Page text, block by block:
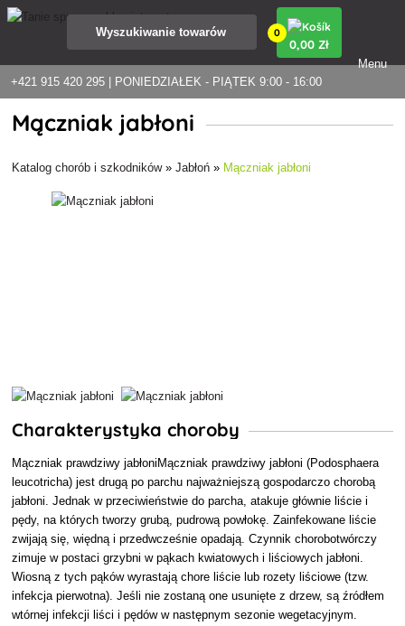
+421 915 420 295 | PONIEDZIAŁEK - PIĄTEK 9:00 - 16:00
0
0,00 Zł
Menu
Mączniak jabłoni
Katalog chorób i szkodników»Jabłoń » Mączniak jabłoni
Charakterystyka choroby
Mączniak prawdziwy jabłoniMączniak prawdziwy jabłoni (Podosphaera
leucotricha) jest drugą po parchu najważniejszą gospodarczo chorobą
jabłoni. Jednak w przeciwieństwie do parcha, atakuje głównie liście i
pędy, na których tworzy grubą, pudrową powłokę. Zainfekowane liście
zwijają się, więdną i przedwcześnie opadają. Czynnik chorobotwórczy
zimuje w postaci grzybni w pąkach kwiatowych i liściowych jabłoni.
Wiosną z tych pąków wyrastają chore liście lub rozety liściowe (tzw.
infekcja pierwotna). Jeśli nie zostaną one usunięte z drzew, są źródłem
wtórnej infekcji liści i pędów w następnym sezonie wegetacyjnym.